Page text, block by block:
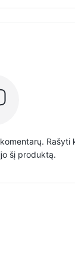
Rašyti
šį produktą.